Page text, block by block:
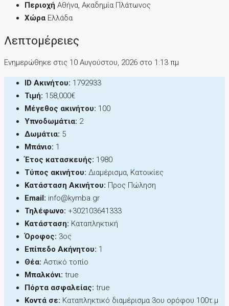
Περιοχή Αθήνα, Ακαδημία Πλάτωνος
Χώρα Ελλάδα
Λεπτομέρειες
Ενημερώθηκε στις 10 Αυγούστου, 2026 στo 1:13 πμ
ID Ακινήτου: 1792933
Τιμή: 158,000€
Μέγεθος ακινήτου: 100
Υπνοδωμάτια: 2
Δωμάτια: 5
Μπάνιο: 1
Έτος κατασκευής: 1980
Τύπος ακινήτου: Διαμέρισμα, Κατοικίες
Κατάσταση Ακινήτου: Προς Πώληση
Email: info@kymba.gr
Τηλέφωνο: +302103641333
Κατάσταση: Καταπληκτική
Όροφος: 3ος
Επίπεδο Ακήνητου: 1
Θέα: Αστικό τοπίο
Μπαλκόνι: true
Πόρτα ασφαλείας: true
Κοντά σε: Καταπληκτικό διαμέρισμα 3ου ορόφου 100τ.μ